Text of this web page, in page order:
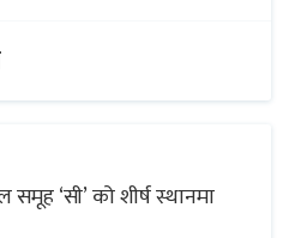
समूह ‘सी’ को शीर्ष स्थानमा